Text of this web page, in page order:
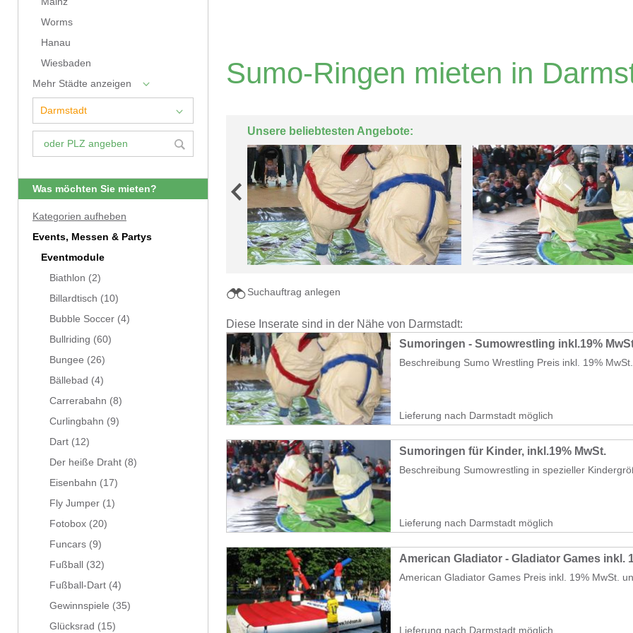
Worms
Hanau
Wiesbaden
Mehr Städte anzeigen
Was möchten Sie mieten?
Kategorien aufheben
Events, Messen & Partys
Eventmodule
Biathlon (2)
Billardtisch (10)
Bubble Soccer (4)
Bullriding (60)
Bungee (26)
Bällebad (4)
Carrerabahn (8)
Curlingbahn (9)
Dart (12)
Der heiße Draht (8)
Eisenbahn (17)
Fly Jumper (1)
Fotobox (20)
Funcars (9)
Fußball
(32)
Fußball-Dart (4)
Gewinnspiele (35)
Glücksrad (15)
Sumo-Ringen mieten in
Unsere beliebtesten Angebote:
Suchauftrag anlegen
Diese Inserate sind in der Nähe von Darmstadt:
Sumoringen - Sumowrestling inkl.19%
Beschreibung Sumo Wrestling Preis inkl. 19%
Lieferung nach Darmstadt möglich
Sumoringen für Kinder, inkl.19% MwSt.
Beschreibung Sumowrestling in spezieller
Lieferung nach Darmstadt möglich
American Gladiator - Gladiator Games inkl.
American Gladiator Games Preis inkl. 19% MwSt.
Lieferung nach Darmstadt möglich